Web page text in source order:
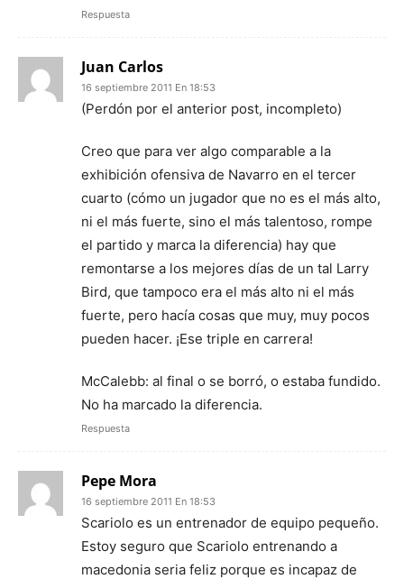
Respuesta
Juan Carlos
16 septiembre 2011 En 18:53
(Perdón por el anterior post, incompleto)
Creo que para ver algo comparable a la
exhibición ofensiva de Navarro en el tercer
cuarto (cómo un jugador que no es el más alto,
ni el más fuerte, sino el más talentoso, rompe
el partido y marca la diferencia) hay que
remontarse a los mejores días de un tal Larry
Bird, que tampoco era el más alto ni el más
fuerte, pero hacía cosas que muy, muy pocos
pueden hacer. ¡Ese triple en carrera!
McCalebb: al final o se borró, o estaba fundido.
No ha marcado la diferencia.
Respuesta
Pepe Mora
16 septiembre 2011 En 18:53
Scariolo es un entrenador de equipo pequeño.
Estoy seguro que Scariolo entrenando a
macedonia seria feliz porque es incapaz de